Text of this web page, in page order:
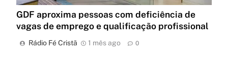
GDF aproxima pessoas com deficiência de
vagas de emprego e qualificação profissional
Rádio Fé Cristã 1 mês ago 0